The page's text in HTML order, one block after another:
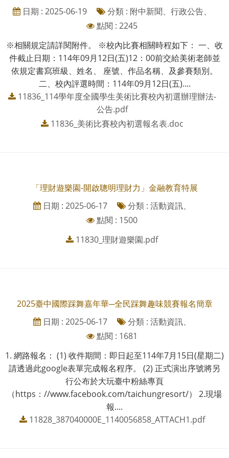
日期 : 2025-06-19
分類 : 附中新聞、行政公告、
點閱 : 2245
※相關規定請詳閱附件。 ※校內比賽相關時程如下： 一、收
件截止日期：114年09月12日(五)12：00前交給美術老師並
依規定書寫班級、姓名、 座號、作品名稱、及參賽類別。
二、校內評選時間：114年09月12日(五)....
11836_114學年度全國學生美術比賽校內初選辦理辦法-
公告.pdf
11836_美術比賽校內初選報名表.doc
「理財遊樂園-開啟聰明理財力」金融教育特展
日期 : 2025-06-17
分類 : 活動資訊、
點閱 : 1500
11830_理財遊樂園.pdf
2025臺中國際踩舞嘉年華─全民踩舞趣味競賽報名簡章
日期 : 2025-06-17
分類 : 活動資訊、
點閱 : 1681
1. 網路報名： (1) 收件期間：即日起至114年7月15日(星期二)
請透過此google表單完成報名程序。 (2) 正式演出序號將另
行公布於大玩臺中粉絲專頁
（https：//www.facebook.com/taichungresort/） 2.現場
報....
11828_387040000E_1140056858_ATTACH1.pdf